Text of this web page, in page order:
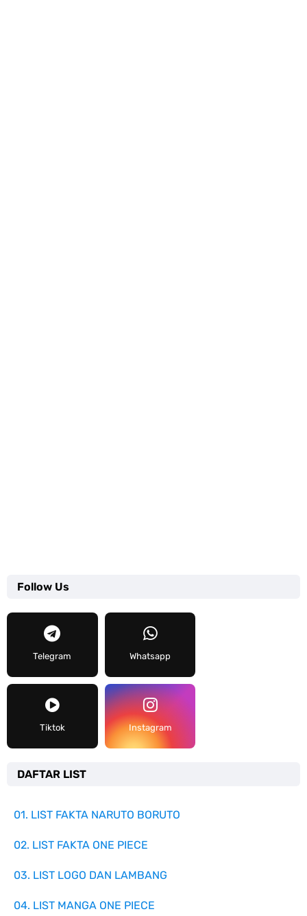
Follow Us
Telegram Whatsapp
Tiktok Instagram
DAFTAR LIST
01. LIST FAKTA NARUTO BORUTO
02. LIST FAKTA ONE PIECE
03. LIST LOGO DAN LAMBANG
04. LIST MANGA ONE PIECE